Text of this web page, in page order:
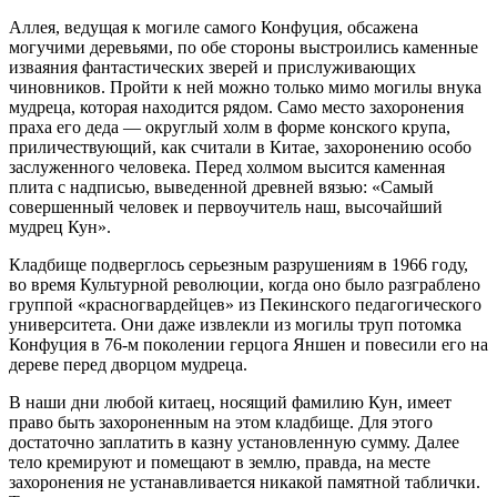
Аллея, ведущая к могиле самого Конфуция, обсажена
могучими деревьями, по обе стороны выстроились каменные
изваяния фантастических зверей и прислуживающих
чиновников. Пройти к ней можно только мимо могилы внука
мудреца, которая находится рядом. Само место захоронения
праха его деда — округлый холм в форме конского крупа,
приличествующий, как считали в Китае, захоронению особо
заслуженного человека. Перед холмом высится каменная
плита с надписью, выведенной древней вязью: «Самый
совершенный человек и первоучитель наш, высочайший
мудрец Кун».
Кладбище подверглось серьезным разрушениям в 1966 году,
во время Культурной революции, когда оно было разграблено
группой «красногвардейцев» из Пекинского педагогического
университета. Они даже извлекли из могилы труп потомка
Конфуция в 76-м поколении герцога Яншен и повесили его на
дереве перед дворцом мудреца.
В наши дни любой китаец, носящий фамилию Кун, имеет
право быть захороненным на этом кладбище. Для этого
достаточно заплатить в казну установленную сумму. Далее
тело кремируют и помещают в землю, правда, на месте
захоронения не устанавливается никакой памятной таблички.